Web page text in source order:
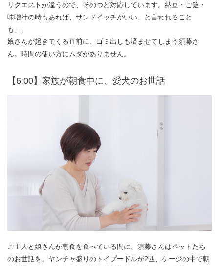
リクエストが違うので、そのつど対応しています。納豆・ご飯・
味噌汁の時もあれば、サンドイッチがいい、と言われること
も」。
娘さんが起きてくる直前に、ゴミ出しも済ませてしまう須藤さ
ん。時間の使い方にムダがありません。
【6:00】家族が朝食中に、愛犬のお世話
ご主人と娘さんが朝食を食べている間に、須藤さんはペットたち
のお世話を。ヤンチャ盛りのトイプードルが2匹、ケージの中で朝